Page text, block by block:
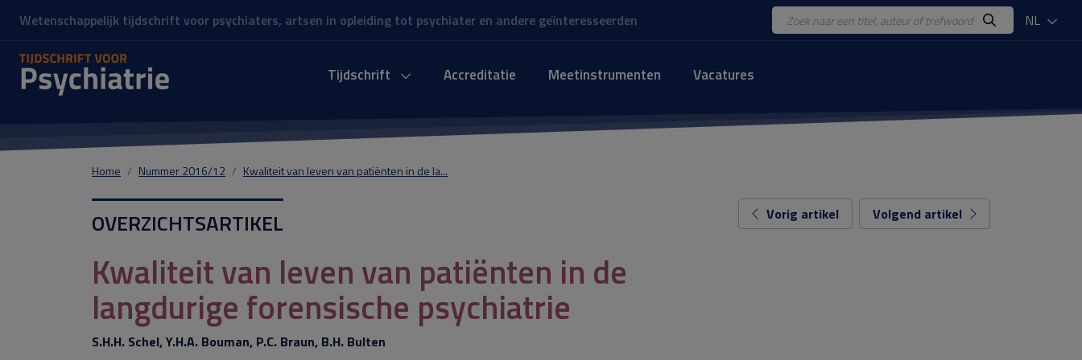
Wetenschappelijk tijdschrift voor psychiaters, artsen in opleiding tot psychiater en andere geïnteresseerden NL
Tijdschrift Accreditatie Meetinstrumenten Vacatures
Home Nummer 2016/12 Kwaliteit van leven van patiënten in de la...
OVERZICHTSARTIKEL
Kwaliteit van leven van patiënten in de
langdurige forensische psychiatrie
S.H.H. Schel, Y.H.A. Bouman, P.C. Braun, B.H. Bulten
Vorig artikel Volgend artikel